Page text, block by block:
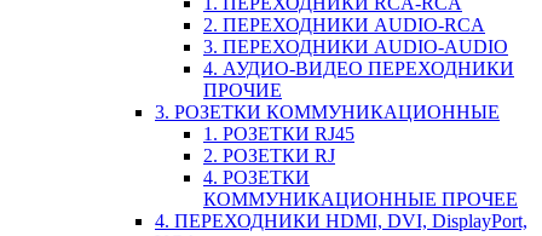
2. ПЕРЕХОДНИКИ AUDIO-RCA
3. ПЕРЕХОДНИКИ AUDIO-AUDIO
4. АУДИО-ВИДЕО ПЕРЕХОДНИКИ
ПРОЧИЕ
3. РОЗЕТКИ КОММУНИКАЦИОННЫЕ
1. РОЗЕТКИ RJ45
2. РОЗЕТКИ RJ
4. РОЗЕТКИ
КОММУНИКАЦИОННЫЕ ПРОЧЕЕ
4. ПЕРЕХОДНИКИ HDMI, DVI, DisplayPort,